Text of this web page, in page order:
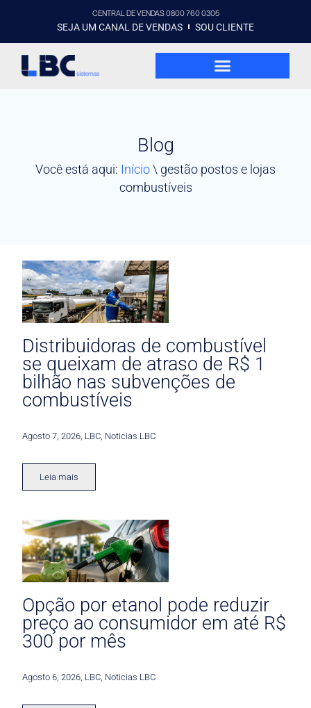
CENTRAL DE VENDAS 0800 760 0305
SEJA UM CANAL DE VENDAS SOU CLIENTE
Blog
Você está aqui: Início\ gestão postos e lojas
combustíveis
Distribuidoras de combustível
se queixam de atraso de R$ 1
bilhão nas subvenções de
combustíveis
Agosto 7, 2026 LBC Noticias LBC
Leia mais
Opção por etanol pode reduzir
preço ao consumidor em até R$
300 por mês
Agosto 6, 2026 LBC Noticias LBC